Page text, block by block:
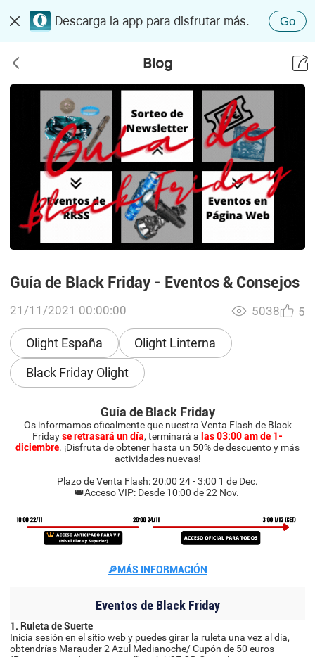
Descarga la app para disfrutar más. Go
Blog
Guía de Black Friday - Eventos & Consejos
21/11/2021 00:00:00
Olight España
Olight Linterna
Black Friday Olight
5038 5
Guía de Black Friday
Os informamos oficalmente que nuestra Venta Flash de Black
Fridayse retrasará un día, terminará a las 03:00 am de 1-
diciembre. ¡Disfruta de obtener hasta un 50% de descuento y más
actividades nuevas!
Plazo de Venta Flash: 20:00 24 - 3:00 1 de Dec.
👑Acceso VIP: Desde 10:00 de 22 Nov.
🔎MÁS INFORMACIÓN
Eventos de Black Friday
1. Ruleta de Suerte
Inicia sesión en el sitio web y puedes girar la ruleta una vez al día,
obtendrías Marauder 2 Azul Medianoche/ Cupón de 50 euros